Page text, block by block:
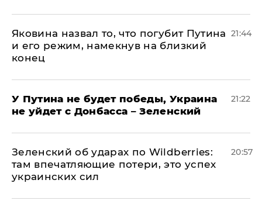
Яковина назвал то, что погубит Путина
и его режим, намекнув на близкий
конец
21:44
У Путина не будет победы, Украина
не уйдет с Донбасса – Зеленский
21:22
Зеленский об ударах по Wildberries:
там впечатляющие потери, это успех
украинских сил
20:57